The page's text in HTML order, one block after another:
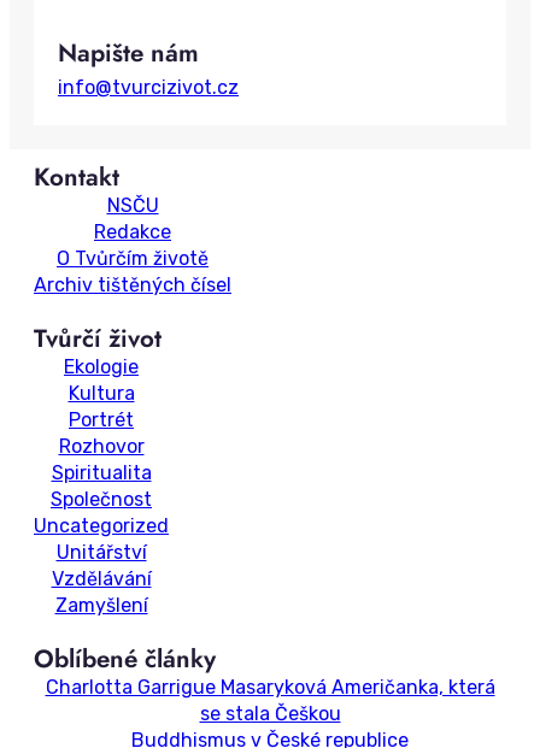
Napište nám
info@tvurcizivot.cz
Kontakt
NSČU
Redakce
O Tvůrčím životě
Archiv tištěných čísel
Tvůrčí život
Ekologie
Kultura
Portrét
Rozhovor
Spiritualita
Společnost
Uncategorized
Unitářství
Vzdělávání
Zamyšlení
Oblíbené články
Charlotta Garrigue Masaryková Američanka, která
se stala Češkou
Buddhismus v České republice